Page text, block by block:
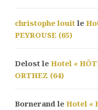
christophe louitle
PEYROUSE (65)
Delost le Hotel «
ORTHEZ (64)
Bornerand le Hotel «